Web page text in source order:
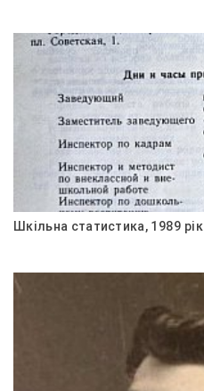
Шкільна статистика, 1989 рік